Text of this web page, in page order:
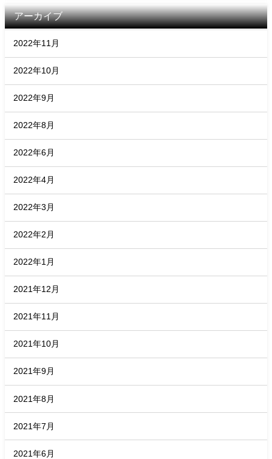
アーカイブ
2022年11月
2022年10月
2022年9月
2022年8月
2022年6月
2022年4月
2022年3月
2022年2月
2022年1月
2021年12月
2021年11月
2021年10月
2021年9月
2021年8月
2021年7月
2021年6月